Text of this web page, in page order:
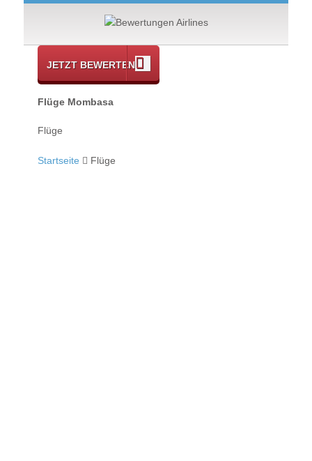
JETZT BEWERTEN
Flüge Mombasa
Flüge
Startseite Flüge